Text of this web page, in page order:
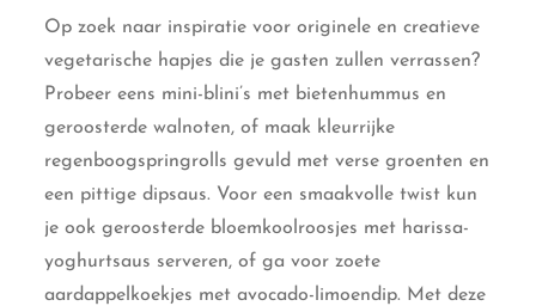
Op zoek naar inspiratie voor originele en creatieve
vegetarische hapjes die je gasten zullen verrassen?
Probeer eens mini-blini’s met bietenhummus en
geroosterde walnoten, of maak kleurrijke
regenboogspringrolls gevuld met verse groenten en
een pittige dipsaus. Voor een smaakvolle twist kun
je ook geroosterde bloemkoolroosjes met harissa-
yoghurtsaus serveren, of ga voor zoete
aardappelkoekjes met avocado-limoendip. Met deze